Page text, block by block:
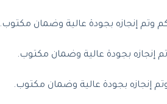
إنجازه بجودة عالية وضمان مكتوب.
بجودة عالية وضمان مكتوب.
بجودة عالية وضمان مكتوب.